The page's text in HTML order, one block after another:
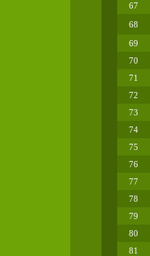
67
68
69
70
71
72
73
74
75
76
77
78
79
80
81